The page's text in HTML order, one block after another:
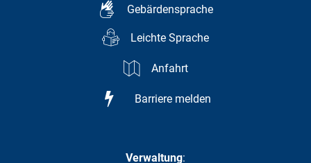
Gebärdensprache
Leichte Sprache
Anfahrt
Barriere melden
Verwaltung: